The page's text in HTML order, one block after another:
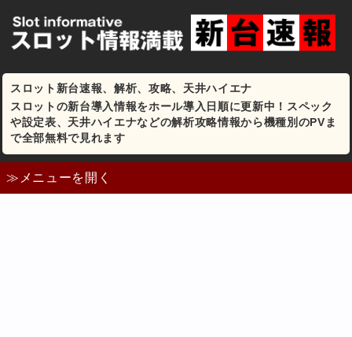
スロット新台速報、解析、攻略、天井ハイエナ
スロットの新台導入情報をホール導入日順に更新中！スペック
や設定表、天井ハイエナなどの解析攻略情報から機種別のPVま
で全部無料で見れます
≫メニューを開く